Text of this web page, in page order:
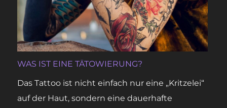
WAS IST EINE TÄTOWIERUNG?
Das Tattoo ist nicht einfach nur eine „Kritzelei“
auf der Haut, sondern eine dauerhafte